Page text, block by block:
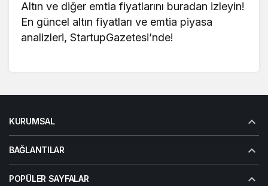
Altın ve diğer emtia fiyatlarını buradan izleyin!
En güncel altın fiyatları ve emtia piyasa
analizleri, StartupGazetesi’nde!
KURUMSAL
BAĞLANTILAR
POPÜLER SAYFALAR